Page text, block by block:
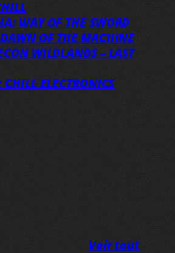
WAY OF THE SWORD
OF THE MACHINE
WILDLANDS – LAST
CHILL ELECTRONICS
Voir tout